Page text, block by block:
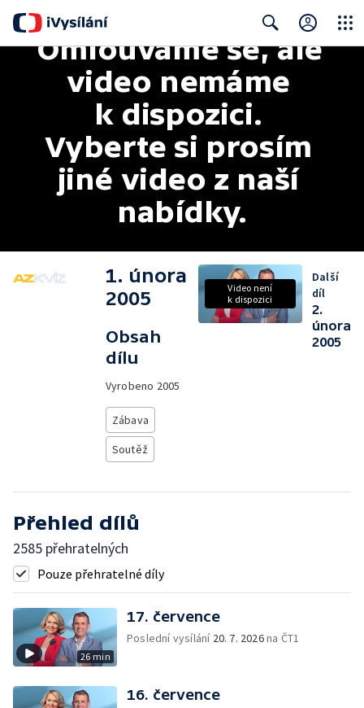
Search
Omlouváme se, ale
video nemáme
k dispozici.
Vyberte si prosím
jiné video z naší
nabídky.
1. února
2005
Obsah
dílu
Vyrobeno 2005
Zábava
Soutěž
Video není
k dispozici
Další
díl
2.
února
2005
Přehled dílů
2585 přehratelných
Pouze přehratelné díly
26 min
17. července
Poslední vysílání 20. 7. 2026na ČT1
16. července